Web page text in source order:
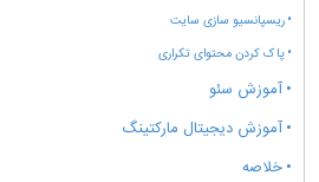
ریسپانسیو سازی سایت
پاک کردن محتوای تکراری
آموزش سئو
آموزش دیجیتال مارکتینگ
خلاصه